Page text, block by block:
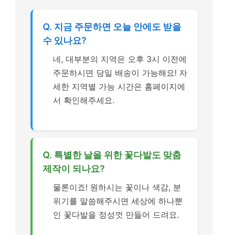
Q. 지금 주문하면 오늘 안에도 받을
수 있나요?
네, 대부분의 지역은 오후 3시 이전에
주문하시면 당일 배송이 가능해요! 자
세한 지역별 가능 시간은 홈페이지에
서 확인해주세요.
Q. 특별한 날을 위한 꽃다발도 맞춤
제작이 되나요?
물론이죠! 원하시는 꽃이나 색감, 분
위기를 말씀해주시면 세상에 하나뿐
인 꽃다발을 정성껏 만들어 드려요.